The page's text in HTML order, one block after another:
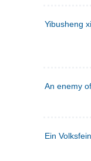
Yibusheng
An enemy
Ein